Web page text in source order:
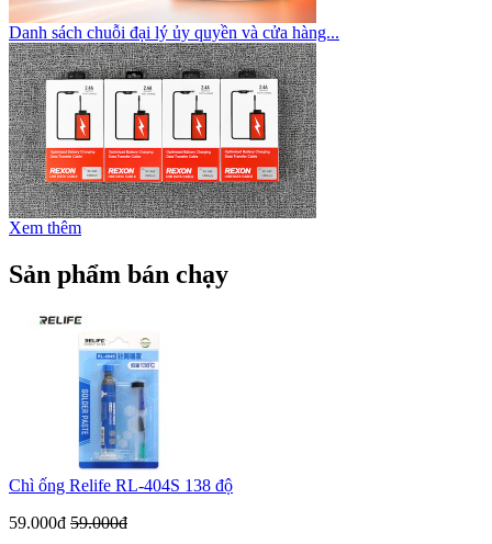
Danh sách chuỗi đại lý ủy quyền và cửa hàng...
Xem thêm
Sản phẩm bán chạy
Chì ống Relife RL-404S 138 độ
59.000đ 59.000đ